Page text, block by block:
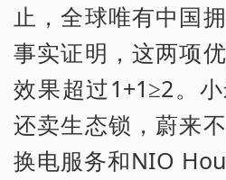
止，全球唯有中国
事实证明，这两项
效果超过1+1≥2。
还卖生态锁，蔚来
换电服务和NIO